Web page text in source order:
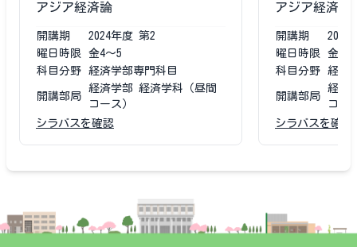
アジア経済論
開講期 2024年度 第2
曜日時限
金4〜5
科目分野
経済学部専門科目
開講部局
経済学部 経済学科（昼間
コース）
シラバスを確認
アジア経済論
開講期 2022
曜日時限
金4〜
科目分野
経済
開講部局
経済
コー
シラバスを確認